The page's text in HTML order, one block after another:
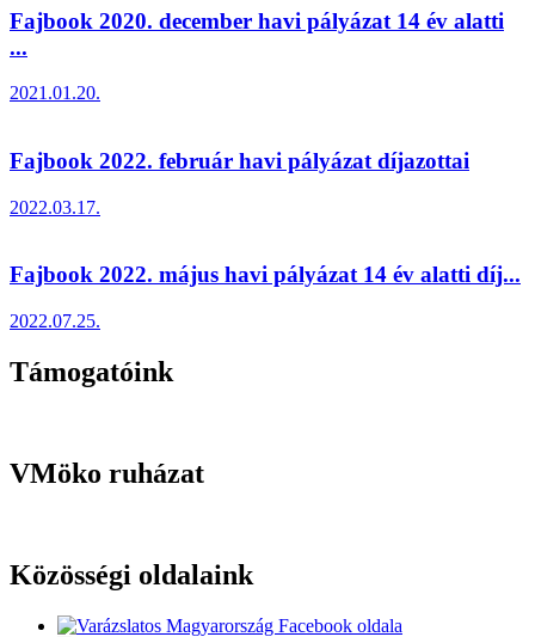
Fajbook 2020. december havi pályázat 14 év alatti
...
2021.01.20.
Fajbook 2022. február havi pályázat díjazottai
2022.03.17.
Fajbook 2022. május havi pályázat 14 év alatti díj...
2022.07.25.
Támogatóink
VMöko ruházat
Közösségi oldalaink